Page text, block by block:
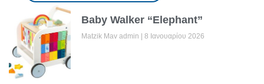
Baby Walker “Elephant”
Matzik Mav admin 8 Ιανουαρίου 2026